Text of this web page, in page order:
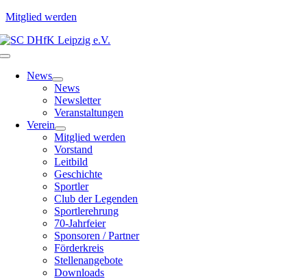
Mitglied werden
Zum
Inhalt
Toggle
NavigationNews
News
Newsletter
Veranstaltungen
Verein
Mitglied werden
Vorstand
Leitbild
Geschichte
Sportler
Club der Legenden
Sportlerehrung
70-Jahrfeier
Sponsoren / Partner
Förderkreis
Stellenangebote
Downloads